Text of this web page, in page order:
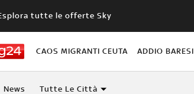
tutte le offerte Sky
CAOS MIGRANTI CEUTA ADDIO BARESI
News Tutte Le Città